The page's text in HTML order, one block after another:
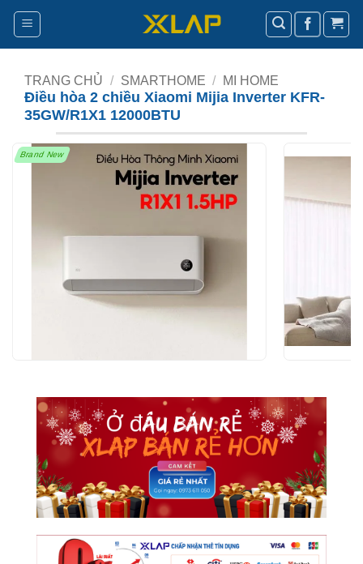
Bỏ
nội
TRANG CHỦ / SMARTHOME / MI HOME
Điều hòa 2 chiều Xiaomi Mijia Inverter KFR-
35GW/R1X1 12000BTU
Brand New